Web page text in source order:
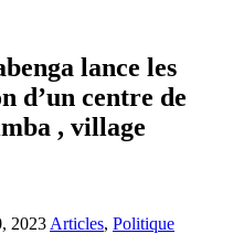
lance les
d’un centre de
, village
2023 Articles, Politique